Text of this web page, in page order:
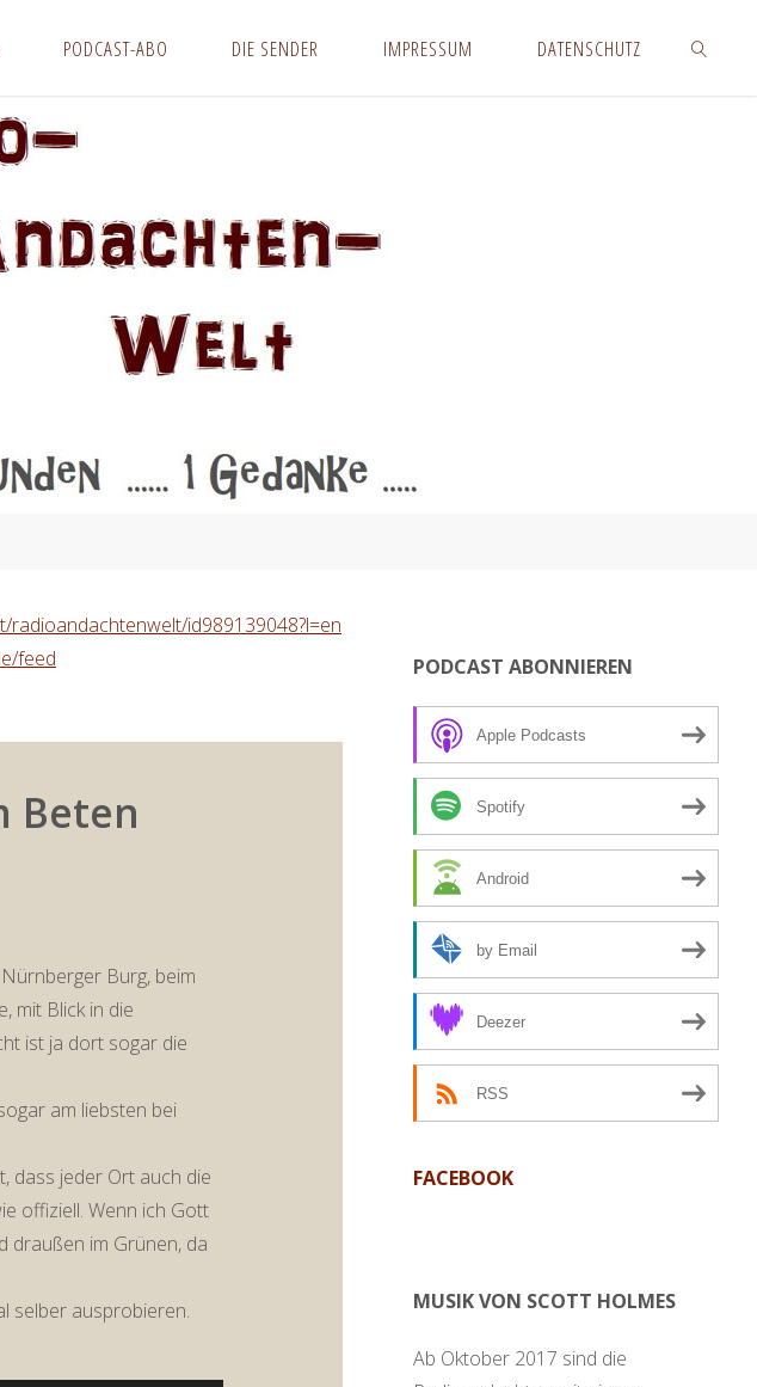
PODCAST-ABO DIE SENDER IMPRESSUM DATENSCHUTZ
id989139048?l=en
feed
Beten
Burg, beim
mit Blick in die
ist ja dort sogar die
am liebsten bei
dass jeder Ort auch die
offiziell. Wenn ich Gott
draußen im Grünen, da
selber ausprobieren.
PODCAST ABONNIEREN
Apple Podcasts
Spotify
Android
by Email
Deezer
RSS
FACEBOOK
MUSIK VON SCOTT HOLMES
Ab Oktober 2017 sind die